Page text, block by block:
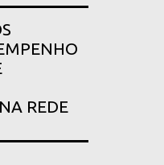
REDE